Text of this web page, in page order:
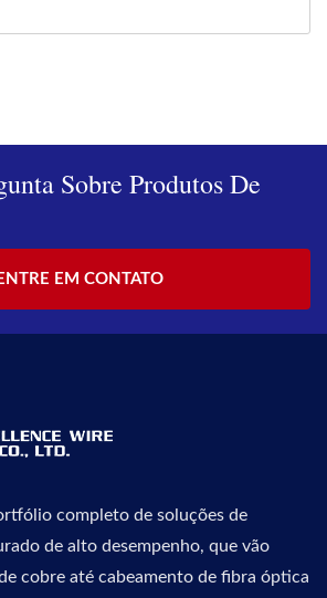
Sobre Produtos De
ENTRE EM CONTATO
completo de soluções de
de alto desempenho, que vão
cobre até cabeamento de fibra óptica